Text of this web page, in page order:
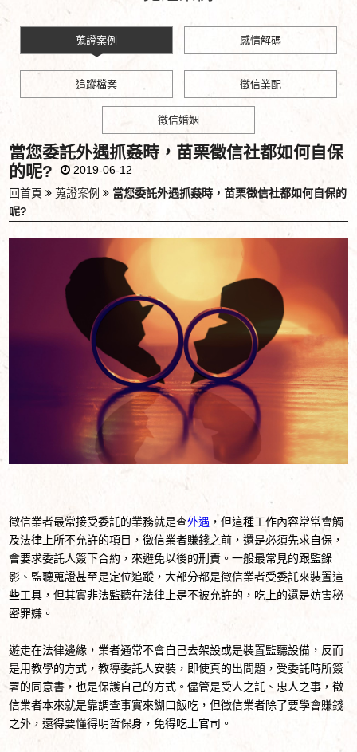
蒐證案例 感情解碼
追蹤檔案 徵信業配
徵信婚姻
當您委託外遇抓姦時，苗栗徵信社都如何自保
的呢?
2019-06-12
回首頁
蒐證案例
當您委託外遇抓姦時，苗栗徵信社都如何自保的
呢?
徵信業者最常接受委託的業務就是查外遇 ，但這種工作內容常常會觸
及法律上所不允許的項目，徵信業者賺錢之前，還是必須先求自保，
會要求委託人簽下合約，來避免以後的刑責。一般最常見的跟監錄
影、監聽蒐證甚至是定位追蹤，大部分都是徵信業者受委託來裝置這
些工具，但其實非法監聽在法律上是不被允許的，吃上的還是妨害秘
密罪嫌。
遊走在法律邊緣，業者通常不會自己去架設或是裝置監聽設備，反而
是用教學的方式，教導委託人安裝，即使真的出問題，受委託時所簽
署的同意書，也是保護自己的方式。儘管是受人之託、忠人之事，徵
信業者本來就是靠調查事實來餬口飯吃，但徵信業者除了要學會賺錢
之外，還得要懂得明哲保身，免得吃上官司。